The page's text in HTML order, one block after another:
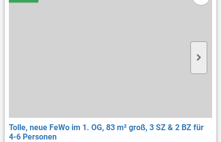
Tolle, neue FeWo im 1. OG, 83 m² groß, 3 SZ & 2 BZ für
4-6 Personen